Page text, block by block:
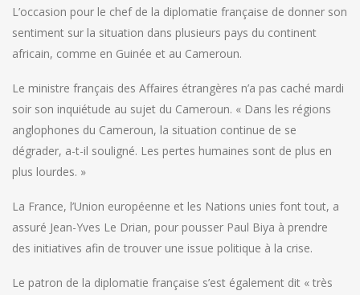
L’occasion pour le chef de la diplomatie française de donner son
sentiment sur la situation dans plusieurs pays du continent
africain, comme en Guinée et au Cameroun.
Le ministre français des Affaires étrangères n’a pas caché mardi
soir son inquiétude au sujet du Cameroun. « Dans les régions
anglophones du Cameroun, la situation continue de se
dégrader, a-t-il souligné. Les pertes humaines sont de plus en
plus lourdes. »
La France, l’Union européenne et les Nations unies font tout, a
assuré Jean-Yves Le Drian, pour pousser Paul Biya à prendre
des initiatives afin de trouver une issue politique à la crise.
Le patron de la diplomatie française s’est également dit « très